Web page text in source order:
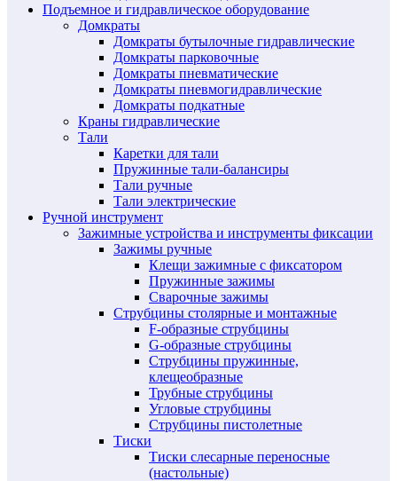
Подъемное и гидравлическое оборудование
Домкраты
Домкраты бутылочные гидравлические
Домкраты парковочные
Домкраты пневматические
Домкраты пневмогидравлические
Домкраты подкатные
Краны гидравлические
Тали
Каретки для тали
Пружинные тали-балансиры
Тали ручные
Тали электрические
Ручной инструмент
Зажимные устройства и инструменты фиксации
Зажимы ручные
Клещи зажимные с фиксатором
Пружинные зажимы
Сварочные зажимы
Струбцины столярные и монтажные
F-образные струбцины
G-образные струбцины
Струбцины пружинные,
клещеобразные
Трубные струбцины
Угловые струбцины
Струбцины пистолетные
Тиски
Тиски слесарные переносные
(настольные)